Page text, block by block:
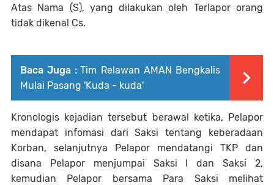
Atas Nama (S), yang dilakukan oleh Terlapor orang
tidak dikenal Cs.
Baca Juga : Tim Relawan AMAN Bengkalis
Mulai Pasang 'Kuda - kuda'
Kronologis kejadian tersebut berawal ketika, Pelapor
mendapat infomasi dari Saksi tentang keberadaan
Korban, selanjutnya Pelapor mendatangi TKP dan
disana Pelapor menjumpai Saksi I dan Saksi 2,
kemudian Pelapor bersama Para Saksi melihat